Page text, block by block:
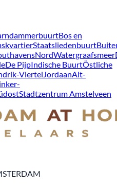
Bos en
Staatsliedenbuurt
NordWatergraafsmeer
De PijpIndische BuurtÖstliche
ViertelJordaanAlt-
Stadtzentrum Amstelveen